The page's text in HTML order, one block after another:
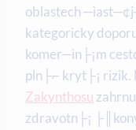
oblastech
kategoricky
komer─ìn├¡m
pln├⌐ kryt├¡ rizik.
Zakynthosu
zdravotn├¡